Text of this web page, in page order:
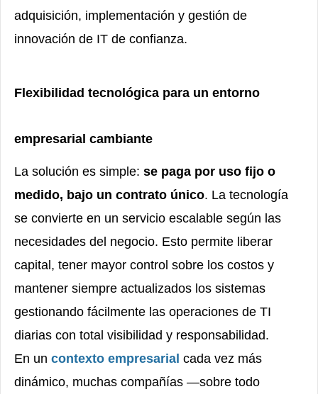
adquisición, implementación y gestión de
innovación de IT de confianza.
Flexibilidad tecnológica para un entorno
empresarial cambiante
La solución es simple: se paga por uso fijo o
medido, bajo un contrato único. La tecnología
se convierte en un servicio escalable según las
necesidades del negocio. Esto permite liberar
capital, tener mayor control sobre los costos y
mantener siempre actualizados los sistemas
gestionando fácilmente las operaciones de TI
diarias con total visibilidad y responsabilidad.
En un contexto empresarial cada vez más
dinámico, muchas compañías —sobre todo